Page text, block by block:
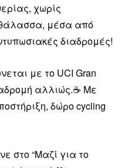
χωρίς
μέσα από
διαδρομές!
με το UCI Gran
αλλιώς.☕ Με
δώρο cycling
στο “Μαζί για το